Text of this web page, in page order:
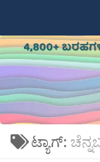
ಟ್ಯಾಗ್: